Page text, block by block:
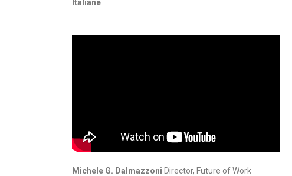
Italiane
Michele G. Dalmazzoni Director, Future of Work